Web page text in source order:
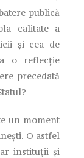
publică
calitate a
şi cea de
o reflecţie
precedată
un moment
O astfel
instituţii şi